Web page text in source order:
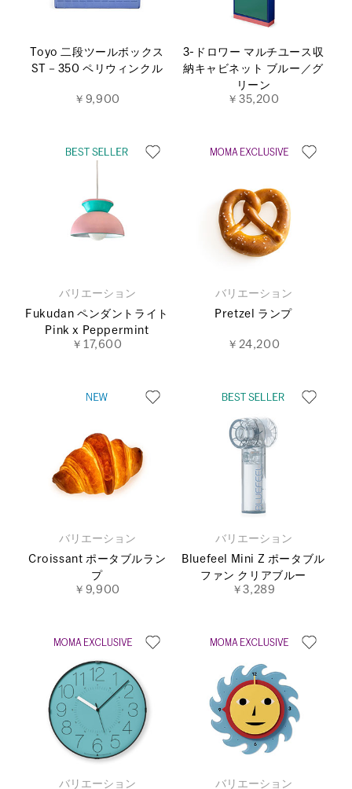
Toyo 二段ツールボックス
ST－350 ペリウィンクル
￥9,900
3-ドロワー マルチユース収
納キャビネット ブルー／グ
リーン
￥35,200
バリエーション
Fukudan ペンダントライト
Pink x Peppermint
￥17,600
バリエーション
Pretzel ランプ
￥24,200
バリエーション
Croissant ポータブルラン
プ
￥9,900
バリエーション
Bluefeel Mini Z ポータブル
ファン クリアブルー
￥3,289
バリエーション バリエーション